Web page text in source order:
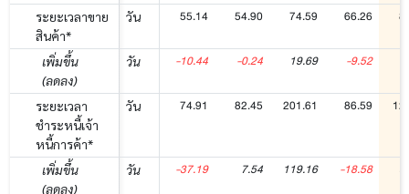
ระยะเวลาขาย
สินค้า*
วัน 55.14 54.90 74.59 66.26
เพิ่มขึ้น
(ลดลง)
วัน -10.44 -0.24 19.69 -9.52
ระยะเวลา
ชำระหนี้เจ้า
หนี้การค้า*
วัน 74.91 82.45 201.61 86.59
เพิ่มขึ้น
(ลดลง)
วัน -37.19 7.54 119.16 -18.58